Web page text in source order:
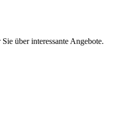
über interessante Angebote.